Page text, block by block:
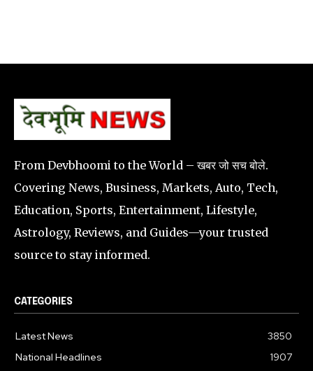
From Devbhoomi to the World – खबर जो सच बोले.
Covering News, Business, Markets, Auto, Tech,
Education, Sports, Entertainment, Lifestyle,
Astrology, Reviews, and Guides—your trusted
source to stay informed.
CATEGORIES
Latest News
3850
National Headlines
1907